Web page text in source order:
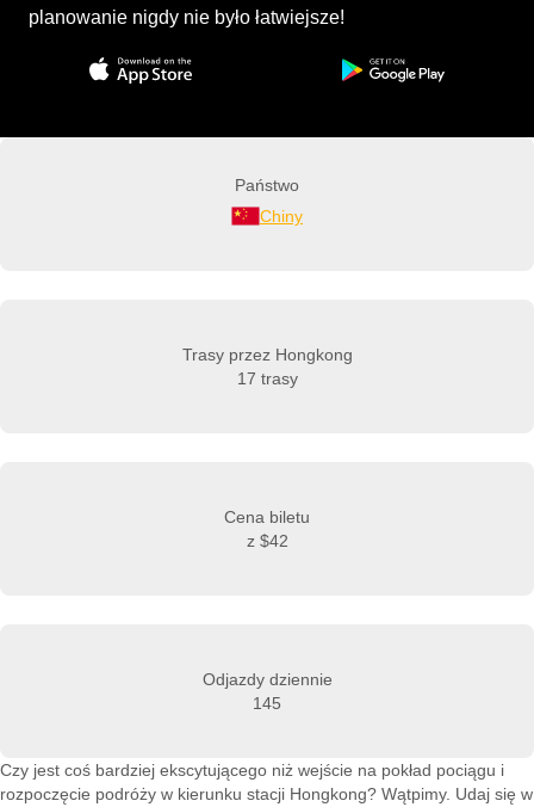
planowanie nigdy nie było łatwiejsze!
Państwo
Chiny
Trasy przez Hongkong
17 trasy
Cena biletu
z $42
Odjazdy dziennie
145
Czy jest coś bardziej ekscytującego niż wejście na pokład pociągu i
rozpoczęcie podróży w kierunku stacji Hongkong? Wątpimy. Udaj się w